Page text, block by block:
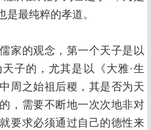
是最纯粹的孝道。
家的观念，第一个天子是以
子的，尤其是以《大雅·生
周之始祖后稷，其是否为天
，需要不断地一次次地非对
要求必须通过自己的德性来